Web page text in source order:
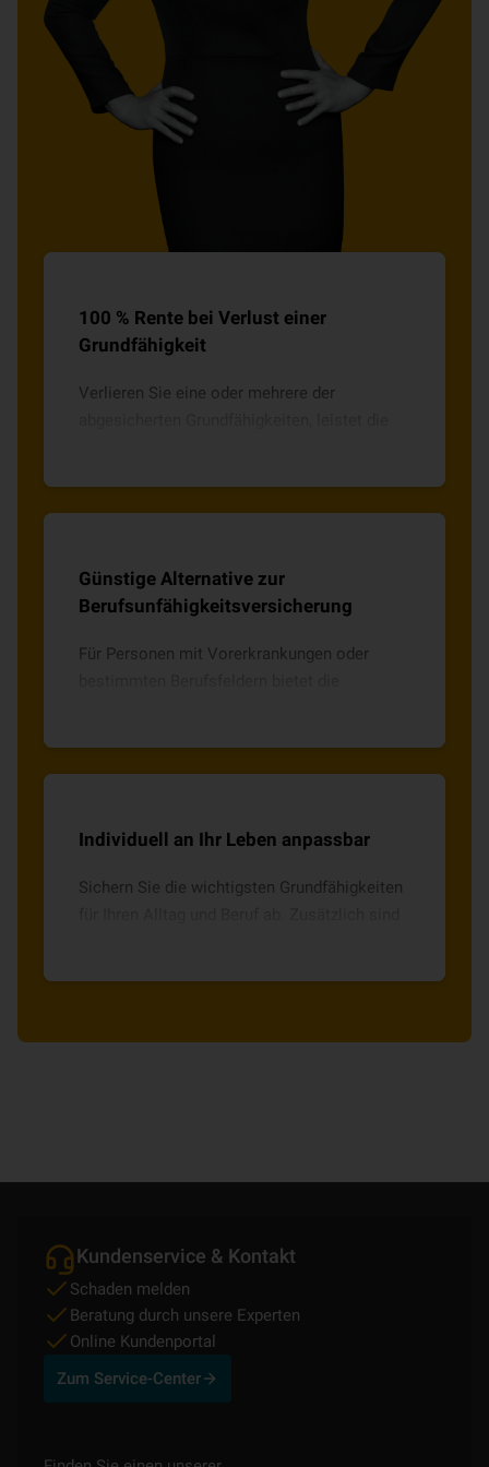
100 % Rente bei Verlust einer
Grundfähigkeit
Verlieren Sie eine oder mehrere der
Günstige Alternative zur
Berufsunfähigkeitsversicherung
Für Personen mit Vorerkrankungen oder
Individuell an Ihr Leben anpassbar
Sichern Sie die wichtigsten Grundfähigkeiten
Kundenservice & Kontakt
Schaden melden
Beratung durch unsere Experten
Online Kundenportal
Zum Service-Center